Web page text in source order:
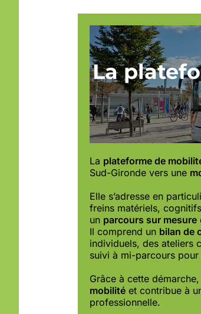
La
La plateforme de
Sud-Gironde vers une
Elle s’adresse en
freins matériels,
un parcours sur mesure
Il comprend un bilan de
individuels, des ateliers
suivi à mi-parcours pour
Grâce à cette
mobilité et contribue à
professionnelle.